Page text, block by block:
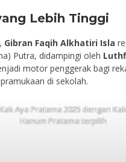
Lebih Tinggi
Gibran Faqih Alkhatiri Isla
Putra, didampingi oleh
motor penggerak bagi
di sekolah.
Kak Aya Pratama 2025 dengan Kak
Hanum Pratama terpilih